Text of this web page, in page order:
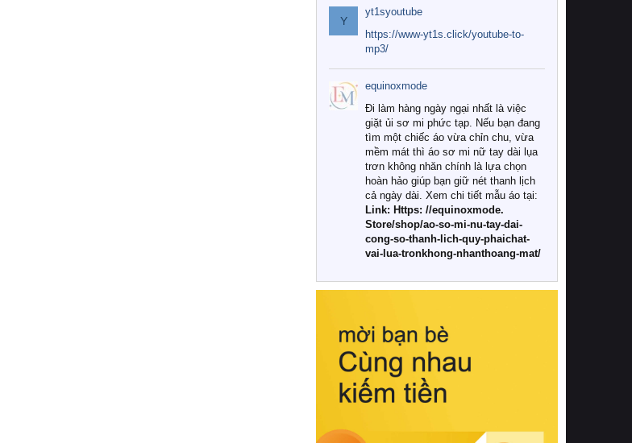
Tuy nhiên, giữa thị trường đa dạng
với vô vàn thương hiệu và mẫu mã
như hiện nay, làm thế nào để chọn
được những bộ chăn ga gối đệm cao
cấp thực sự chất lượng, phù hợp với
khí hậu và nhu cầu sử dụng của gia
đình? Hãy cùng chúng tôi đi tìm lời
giải đáp chi tiết qua bài viết dưới đây.
1. Tại sao các gia đình hiện đại lại ưa
chuộng chăn ga gối đệm cao cấp?
Khác với các dòng sản phẩm thông
thường, những bộ chăn ga gối đệm
cao cấp trải qua quy trình sản xuất
nghiêm ngặt từ khâu chọn lọc nguyên
liệu tự nhiên đến công nghệ dệt
nhuộm hiện đại không chứa hóa chất
này, bạn sẽ cảm nhận rõ rệt sự khác
hồi chuẩn xác của phần đệm nâng đỡ
cột sống.
Bên cạnh đó, việc lựa chọn các dòng
sản phẩm đạt chuẩn chất lượng quốc
tế còn giúp ngăn ngừa tình trạng kích
khuẩn và nấm mốc trong điều kiện
Y
yt1syoutube
https://www-yt1s.click/youtube-to-
mp3/
equinoxmode
Đi làm hàng ngày ngại nhất là việc
giặt ủi sơ mi phức tạp. Nếu bạn đang
tìm một chiếc áo vừa chỉn chu, vừa
mềm mát thì áo sơ mi nữ tay dài lụa
trơn không nhăn chính là lựa chọn
hoàn hảo giúp bạn giữ nét thanh lịch
cả ngày dài. Xem chi tiết mẫu áo tại:
Link: Https: //equinoxmode.
Store/shop/ao-so-mi-nu-tay-dai-
cong-so-thanh-lich-quy-phaichat-
vai-lua-tronkhong-nhanthoang-mat/